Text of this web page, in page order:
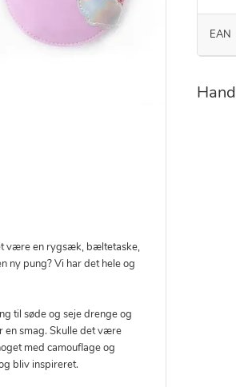
være en rygsæk, bæltetaske,
ny pung? Vi har det hele og
til søde og seje drenge og
en smag. Skulle det være
med camouflage og
bliv inspireret.
EAN